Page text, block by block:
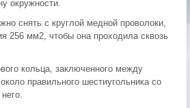
окружности.
снять с круглой медной проволоки,
256 мм2, чтобы она проходила сквозь
кольца, заключенного между
правильного шестиугольника со